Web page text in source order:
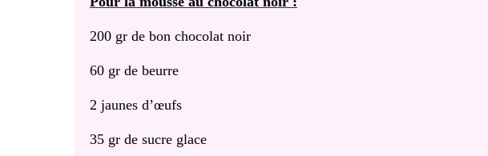
200 gr de bon chocolat noir
60 gr de beurre
2 jaunes d’œufs
35 gr de sucre glace